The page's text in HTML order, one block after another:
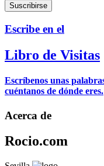
Escribe en el
Libro de Visitas
Escríbenos unas
cuéntanos de dónde eres.
Acerca de
Rocio.com